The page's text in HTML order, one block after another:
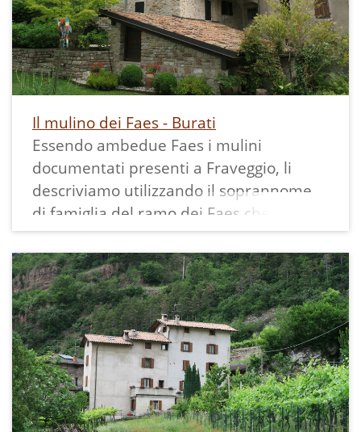
Il mulino dei Faes - Burati
Essendo ambedue Faes i mulini
documentati presenti a Fraveggio, li
descriviamo utilizzando il soprannome
di famiglia del ramo dei Faes che li
possedeva, in questo caso i "Buràti".
La storia di questo mulino si perde nella
notte dei tempi e, come già raccontato
nell'introduzione ai mulini di Fraveggio,
è documentato che nel 1545 un mulino
Faes fosse già attivo e che i figli di
Antonio Faes nato nel 1574 avessero
assunto il soprannome "Burati", dal
nome del buratto, strumento usato nel